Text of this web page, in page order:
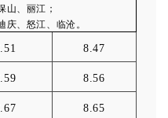
山、丽江；
庆、怒江、临沧。
8.47
8.56
8.65